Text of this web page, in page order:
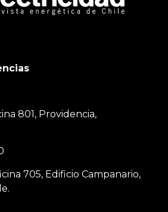
801, Providencia,
705, Edificio Campanario,